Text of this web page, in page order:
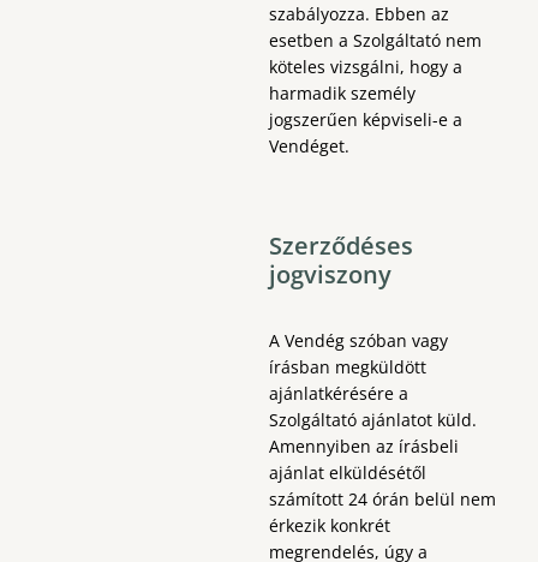
szabályozza. Ebben az
esetben a Szolgáltató nem
köteles vizsgálni, hogy a
harmadik személy
jogszerűen képviseli-e a
Vendéget.
Szerződéses
jogviszony
A Vendég szóban vagy
írásban megküldött
ajánlatkérésére a
Szolgáltató ajánlatot küld.
Amennyiben az írásbeli
ajánlat elküldésétől
számított 24 órán belül nem
érkezik konkrét
megrendelés, úgy a